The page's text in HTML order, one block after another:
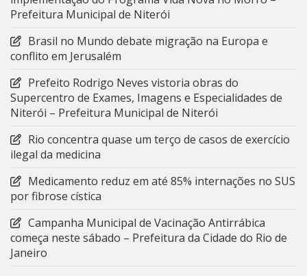
Prefeitura Municipal de Niterói
Brasil no Mundo debate migração na Europa e
conflito em Jerusalém
Prefeito Rodrigo Neves vistoria obras do
Supercentro de Exames, Imagens e Especialidades de
Niterói – Prefeitura Municipal de Niterói
Rio concentra quase um terço de casos de exercício
ilegal da medicina
Medicamento reduz em até 85% internações no SUS
por fibrose cística
Campanha Municipal de Vacinação Antirrábica
começa neste sábado – Prefeitura da Cidade do Rio de
Janeiro